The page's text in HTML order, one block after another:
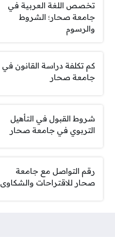
تخصص اللغة العربية في
جامعة صحار؛ الشروط
والرسوم
كم تكلفة دراسة القانون في
جامعة صحار
شروط القبول في التأهيل
التربوي في جامعة صحار
رقم التواصل مع جامعة
صحار للاقتراحات والشكاوى